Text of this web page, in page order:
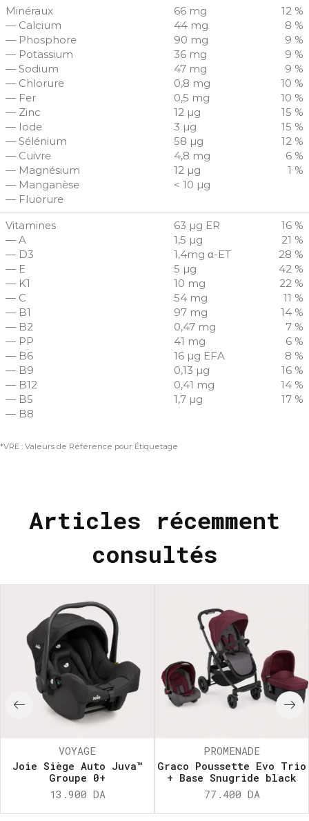
Minéraux
— Calcium
— Phosphore
— Potassium
— Sodium
— Chlorure
— Fer
— Zinc
— Iode
— Sélénium
— Cuivre
— Magnésium
— Manganèse
— Fluorure
66 mg
44 mg
90 mg
36 mg
47 mg
0,8 mg
0,5 mg
12 µg
3 µg
58 µg
4,8 mg
12 µg
< 10 µg
12 %
8 %
9 %
9 %
9 %
10 %
10 %
15 %
15 %
12 %
6 %
1 %
Vitamines
— A
— D3
— E
— K1
— C
— B1
— B2
— PP
— B6
— B9
— B12
— B5
— B8
63 µg ER
1,5 µg
1,4mg α-ET
5 µg
10 mg
54 mg
97 mg
0,47 mg
41 mg
16 µg EFA
0,13 µg
0,41 mg
1,7 µg
16 %
21 %
28 %
42 %
22 %
11 %
14 %
7 %
6 %
8 %
16 %
14 %
17 %
*VRE : Valeurs de Référence pour Étiquetage
Articles récemment
consultés
VOYAGE
Joie Siège Auto Juva™
Groupe 0+
13.900 DA
PROMENADE
Graco Poussette Evo Trio
+ Base Snugride black
77.400 DA